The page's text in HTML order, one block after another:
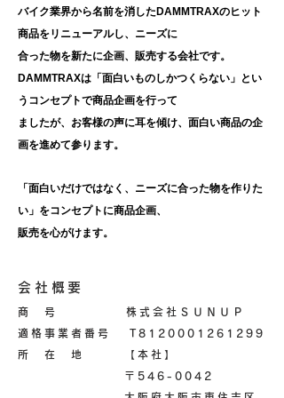
バイク業界から名前を消したDAMMTRAXのヒット
商品をリニューアルし、 ニーズに
合った物を新たに企画、販売する会社です。
DAMMTRAXは「面白いものしかつくらない」とい
うコンセプトで商品企画を行って
ましたが、 お客様の声に耳を傾け、面白い商品の企
画を進めて参ります。
「面白いだけではなく、ニーズに合った物を作りた
い」をコンセプトに商品企画、
販売を心がけます。
会社概要
商 号 株式会社ＳＵＮＵＰ
適格事業者番号 T8120001261299
所 在 地 【本社】
〒546-0042